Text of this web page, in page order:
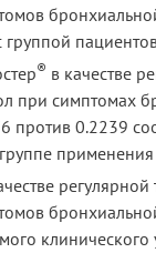
группой
® в качестве
при симптомах
против 0.2239